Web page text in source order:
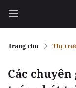
Trang chủ Thị
Các